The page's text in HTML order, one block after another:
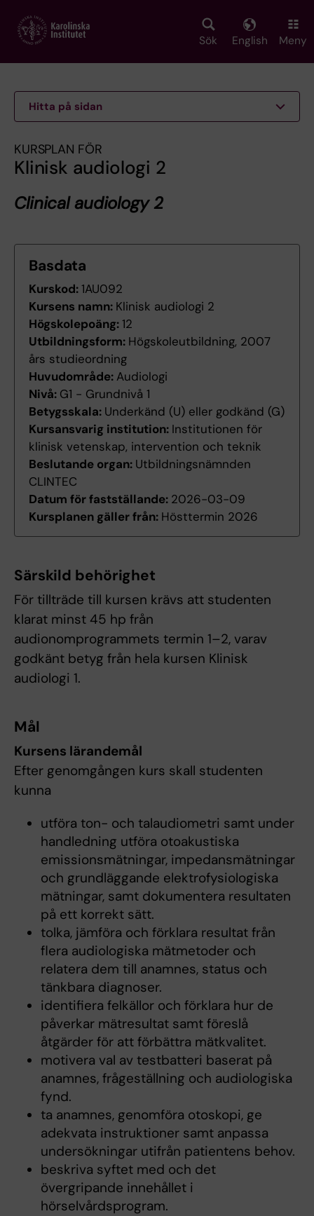
main
Sök English Meny
Hitta på sidan
KURSPLAN FÖR
Klinisk audiologi 2
Clinical audiology 2
Basdata
Kurskod:1AU092
Kursens namn: Klinisk audiologi 2
Högskolepoäng:12
Utbildningsform: Högskoleutbildning, 2007
års studieordning
Huvudområde: Audiologi
Nivå: G1 - Grundnivå 1
Betygsskala: Underkänd (U) eller godkänd (G)
Kursansvarig institution: Institutionen för
klinisk vetenskap, intervention och teknik
Beslutande organ: Utbildningsnämnden
CLINTEC
Datum för fastställande: 2026-03-09
Kursplanen gäller från: Hösttermin 2026
Särskild behörighet
För tillträde till kursen krävs att studenten
klarat minst 45 hp från
audionomprogrammets termin 1–2, varav
godkänt betyg från hela kursen Klinisk
audiologi 1.
Mål
Kursens lärandemål
Efter genomgången kurs skall studenten
kunna
utföra ton- och talaudiometri samt under
handledning utföra otoakustiska
emissionsmätningar, impedansmätningar
och grundläggande elektrofysiologiska
mätningar, samt dokumentera resultaten
på ett korrekt sätt.
tolka, jämföra och förklara resultat från
flera audiologiska mätmetoder och
relatera dem till anamnes, status och
tänkbara diagnoser.
identifiera felkällor och förklara hur de
påverkar mätresultat samt föreslå
åtgärder för att förbättra mätkvalitet.
motivera val av testbatteri baserat på
anamnes, frågeställning och audiologiska
fynd.
ta anamnes, genomföra otoskopi, ge
adekvata instruktioner samt anpassa
undersökningar utifrån patientens behov.
beskriva syftet med och det
övergripande innehållet i
hörselvårdsprogram.